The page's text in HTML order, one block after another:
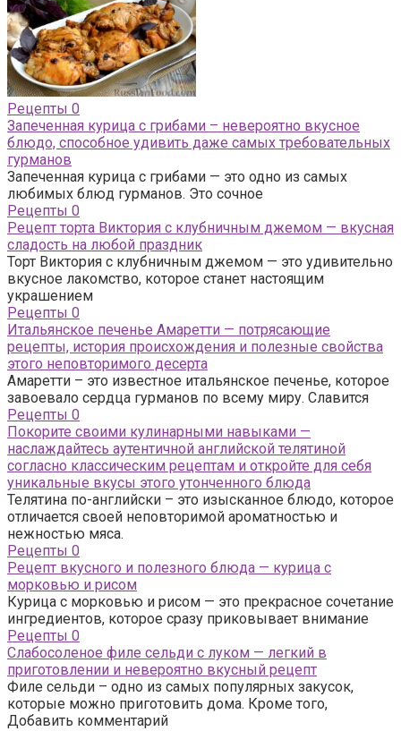
Рецепты 0
Запеченная курица с грибами – невероятно вкусное
блюдо, способное удивить даже самых требовательных
гурманов
Запеченная курица с грибами — это одно из самых
любимых блюд гурманов. Это сочное
Рецепты 0
Рецепт торта Виктория с клубничным джемом — вкусная
сладость на любой праздник
Торт Виктория с клубничным джемом — это удивительно
вкусное лакомство, которое станет настоящим
украшением
Рецепты 0
Итальянское печенье Амаретти — потрясающие
рецепты, история происхождения и полезные свойства
этого неповторимого десерта
Амаретти – это известное итальянское печенье, которое
завоевало сердца гурманов по всему миру. Славится
Рецепты 0
Покорите своими кулинарными навыками —
наслаждайтесь аутентичной английской телятиной
согласно классическим рецептам и откройте для себя
уникальные вкусы этого утонченного блюда
Телятина по-английски – это изысканное блюдо, которое
отличается своей неповторимой ароматностью и
нежностью мяса.
Рецепты 0
Рецепт вкусного и полезного блюда — курица с
морковью и рисом
Курица с морковью и рисом — это прекрасное сочетание
ингредиентов, которое сразу приковывает внимание
Рецепты 0
Слабосоленое филе сельди с луком — легкий в
приготовлении и невероятно вкусный рецепт
Филе сельди – одно из самых популярных закусок,
которые можно приготовить дома. Кроме того,
Добавить комментарий